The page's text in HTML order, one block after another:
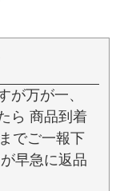
が万が一、
ら 商品到着
までご一報下
早急に返品